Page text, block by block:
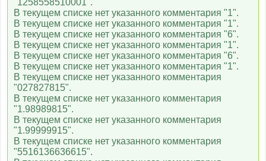
"1258558510001".
В текущем списке нет указанного комментария "1".
В текущем списке нет указанного комментария "1".
В текущем списке нет указанного комментария "6".
В текущем списке нет указанного комментария "1".
В текущем списке нет указанного комментария "6".
В текущем списке нет указанного комментария "1".
В текущем списке нет указанного комментария
"027827815".
В текущем списке нет указанного комментария
"1.98989815".
В текущем списке нет указанного комментария
"1.99999915".
В текущем списке нет указанного комментария
"5516136636615".